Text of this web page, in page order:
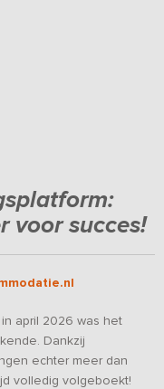
voor succes!
april 2026 was het
Dankzij
echter meer dan
volledig volgeboekt!